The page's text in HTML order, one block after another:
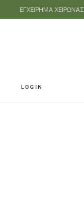
ΕΓΧΕΙΡΗΜΑ ΧΕΙΡΩΝΑΣ
LOGIN